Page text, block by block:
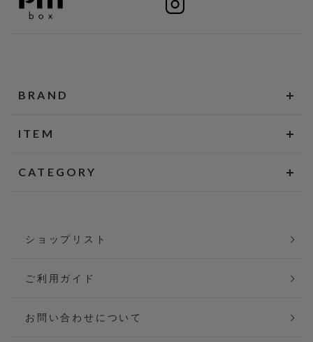
BRAND
ITEM
CATEGORY
ショップリスト
ご利用ガイド
お問い合わせについて